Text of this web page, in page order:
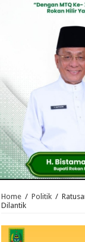
Home / Politik /
Dilantik